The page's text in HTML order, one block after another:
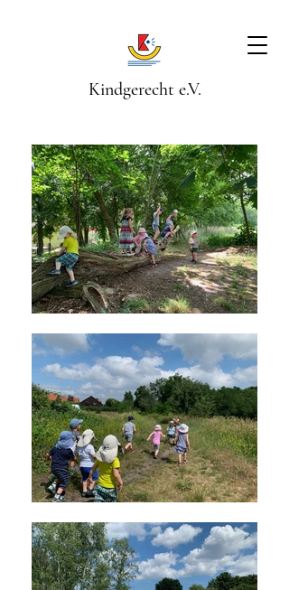
Kindgerecht e.V.